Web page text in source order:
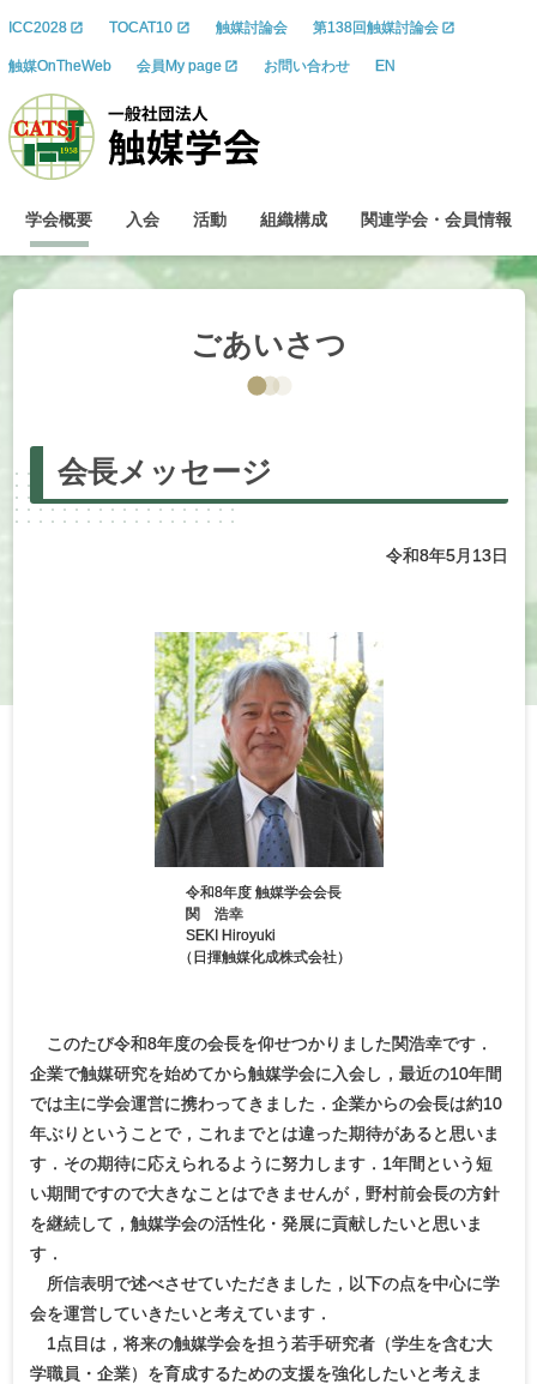
ICC2028 TOCAT10 触媒討論会 第138回触媒討論会
触媒OnTheWeb 会員My page お問い合わせ EN
学会概要 入会 活動 組織構成 関連学会 ・ 会員情報
ごあいさつ
会長メッセージ
令和8年5月13日
令和8年度 触媒学会会長
関 浩幸
SEKI Hiroyuki
（ 日揮触媒化成株式会社）
このたび令和8年度の会長を仰せつかりました関浩幸です．
企業で触媒研究を始めてから触媒学会に入会し，最近の10年間
では主に学会運営に携わってきました．企業からの会長は約10
年ぶりということで，これまでとは違った期待があると思いま
す．その期待に応えられるように努力します．1年間という短
い期間ですので大きなことはできませんが，野村前会長の方針
を継続して，触媒学会の活性化・発展に貢献したいと思いま
す．
所信表明で述べさせていただきました，以下の点を中心に学
会を運営していきたいと考えています．
1点目は，将来の触媒学会を担う若手研究者（学生を含む大
学職員・企業）を育成するための支援を強化したいと考えま